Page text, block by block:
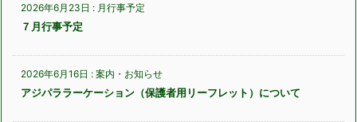
2026年6月23日 : 月行事予定
７月行事予定
2026年6月16日 : 案内・お知らせ
アジパララーケーション（保護者用リーフレット）について